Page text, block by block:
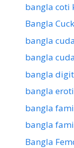
bangla coti
Bangla
bangla
bangla
bangla
bangla
bangla
bangla
Bangla